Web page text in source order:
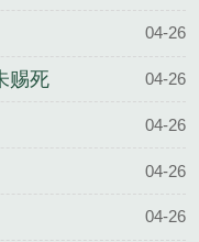
04-26
赐死 04-26
04-26
04-26
04-26